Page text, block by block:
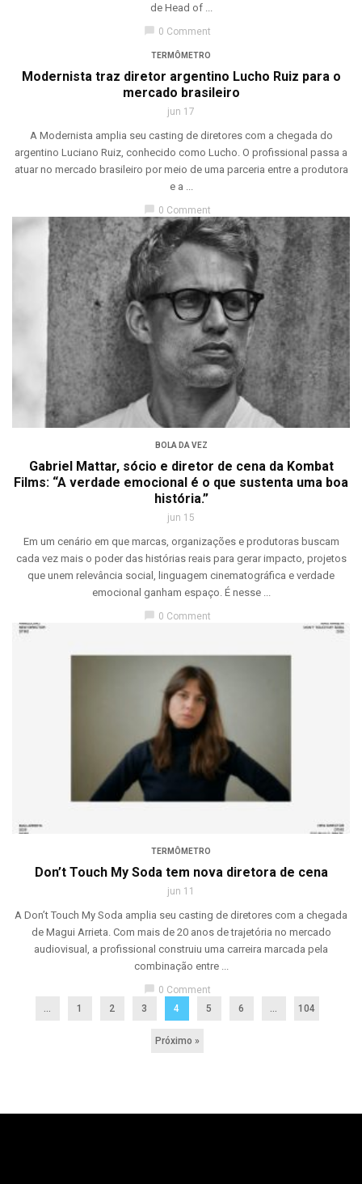
de Head of ...
0 Comment
TERMÔMETRO
Modernista traz diretor argentino Lucho Ruiz para o
mercado brasileiro
jun 17
A Modernista amplia seu casting de diretores com a chegada do
argentino Luciano Ruiz, conhecido como Lucho. O profissional passa a
atuar no mercado brasileiro por meio de uma parceria entre a produtora
e a ...
0 Comment
BOLA DA VEZ
Gabriel Mattar, sócio e diretor de cena da Kombat
Films: “A verdade emocional é o que sustenta uma boa
história.”
jun 15
Em um cenário em que marcas, organizações e produtoras buscam
cada vez mais o poder das histórias reais para gerar impacto, projetos
que unem relevância social, linguagem cinematográfica e verdade
emocional ganham espaço. É nesse ...
0 Comment
TERMÔMETRO
Don’t Touch My Soda tem nova diretora de cena
jun 11
A Don’t Touch My Soda amplia seu casting de diretores com a chegada
de Magui Arrieta. Com mais de 20 anos de trajetória no mercado
audiovisual, a profissional construiu uma carreira marcada pela
combinação entre ...
chat_bubble 0 Comment
...
1 2 3 4 5 6 … 104
Próximo »